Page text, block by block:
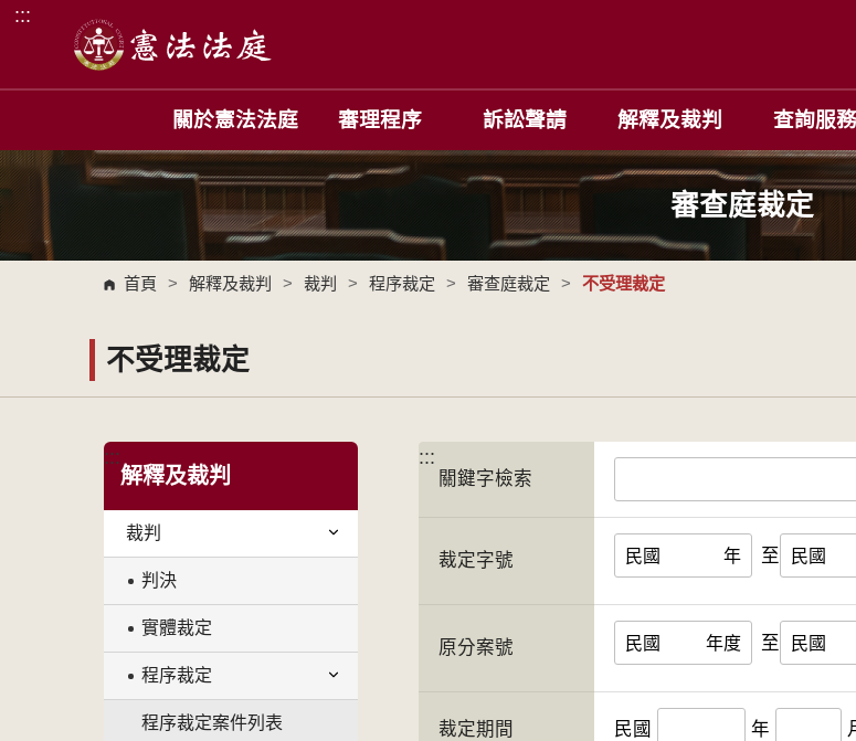
跳到主要內容區塊
:::
關於憲法法庭 審理程序 訴訟聲請 解釋及裁判 查詢服務
審查庭裁定
首頁 > 解釋及裁判 > 裁判 > 程序裁定 > 審查庭裁定 > 不受理裁定
不受理裁定
:::
解釋及裁判
裁判
判決
實體裁定
程序裁定
程序裁定案件列表
:::
關鍵字檢索
裁定字號 民國 年 至 民國
原分案號 民國 年度 至 民國
裁定期間 民國 年